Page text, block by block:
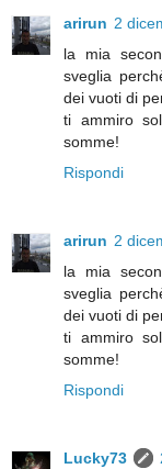
arirun 2
la mia
sveglia
dei vuoti di
ti ammiro
somme!
Rispondi
arirun 2
la mia
sveglia
dei vuoti di
ti ammiro
somme!
Rispondi
Lucky73